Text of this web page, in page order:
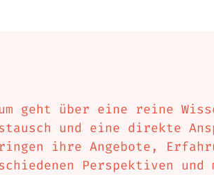
geht über eine reine
und eine direkte
ihre Angebote,
Perspektiven und